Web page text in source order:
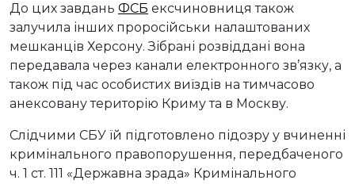
До цих завдань ФСБ ексчиновниця також
залучила інших проросійськи налаштованих
мешканців Херсону. Зібрані розвіддані вона
передавала через канали електронного зв’язку, а
також під час особистих виїздів на тимчасово
анексовану територію Криму та в Москву.
Слідчими СБУ їй підготовлено підозру у вчиненні
кримінального правопорушення, передбаченого
ч. 1 ст. 111 «Державна зрада» Кримінального